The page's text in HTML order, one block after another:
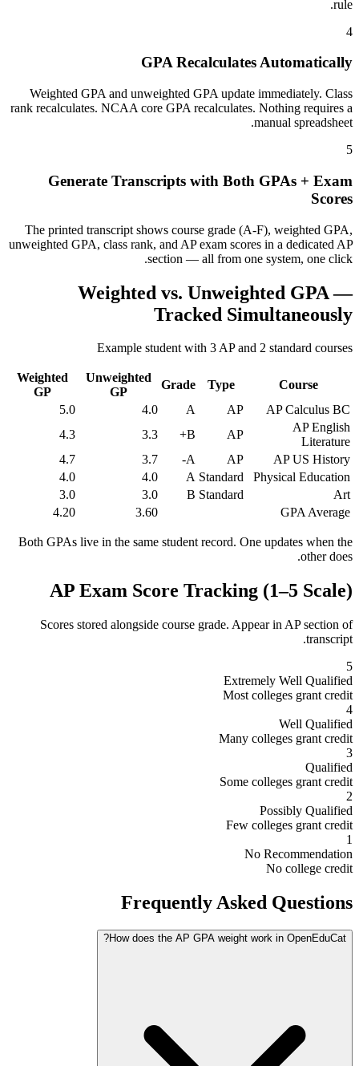
rule.
4
GPA Recalculates Automatically
Weighted GPA and unweighted GPA update immediately. Class
rank recalculates. NCAA core GPA recalculates. Nothing requires a
manual spreadsheet.
5
Generate Transcripts with Both GPAs + Exam
Scores
The printed transcript shows course grade (A-F), weighted GPA,
unweighted GPA, class rank, and AP exam scores in a dedicated AP
section — all from one system, one click.
Weighted vs. Unweighted GPA —
Tracked Simultaneously
Example student with 3 AP and 2 standard courses
Course
Type
Grade
Unweighted
GP
Weighted
GP
AP Calculus BC
AP
A
4.0
5.0
AP English
Literature
AP
B+
3.3
4.3
AP US History
AP
A-
3.7
4.7
Physical Education
Standard
A
4.0
4.0
Art
Standard
B
3.0
3.0
GPA Average
3.60
4.20
Both GPAs live in the same student record. One updates when the
other does.
AP Exam Score Tracking (1–5 Scale)
Scores stored alongside course grade. Appear in AP section of
transcript.
5
Extremely Well Qualified
Most colleges grant credit
4
Well Qualified
Many colleges grant credit
3
Qualified
Some colleges grant credit
2
Possibly Qualified
Few colleges grant credit
1
No Recommendation
No college credit
Frequently Asked Questions
How does the AP GPA weight work in OpenEduCat?